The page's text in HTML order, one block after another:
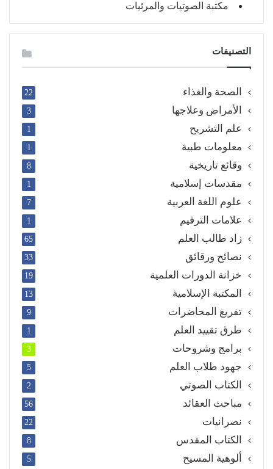
مكتبة الصوتيات والمرئيات
التصنيفات
الصحة والغذاء 22
الأمراض وعلاجها 3
علم التشريح 1
معلومات طبية 1
وقائع تاريخية 8
مقدسات إسلامية 1
علوم اللغة العربية 7
علامات الترقيم 1
زاد طالب العلم 65
نصائح ورقائق 33
خزانة الدورات العلمية 19
المكتبة الإسلامية 13
تفريغ المحاضرات 9
طرق تقييد العلم 1
برامج وشروحات 3
جهود طلاب العلم 5
الكتاب الصوتي 2
مباحث العقائد 56
نصرانيات 22
الكتاب المقدس 8
ألوهية المسيح 5